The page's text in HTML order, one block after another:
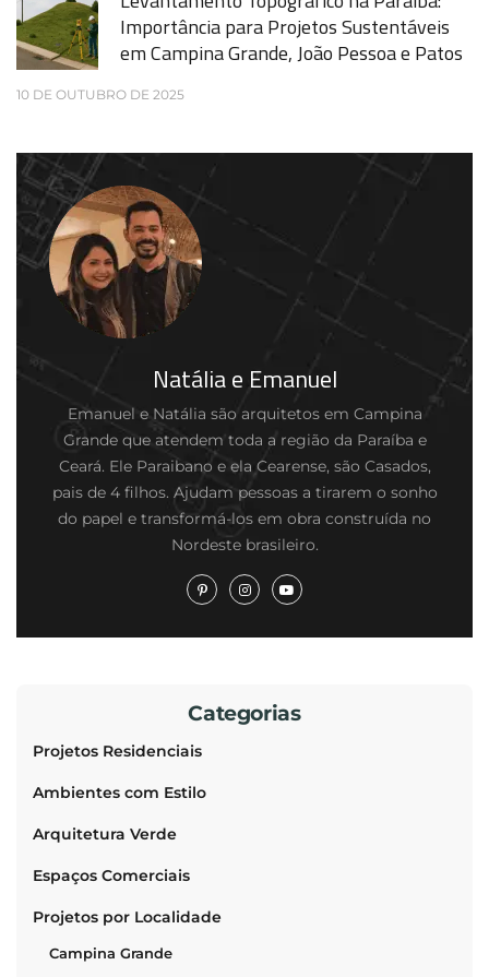
Importância para Projetos Sustentáveis
em Campina Grande, João Pessoa e Patos
10 DE OUTUBRO DE 2025
Natália e Emanuel
Emanuel e Natália são arquitetos em Campina
Grande que atendem toda a região da Paraíba e
Ceará. Ele Paraibano e ela Cearense, são Casados,
pais de 4 filhos. Ajudam pessoas a tirarem o sonho
do papel e transformá-los em obra construída no
Nordeste brasileiro.
Categorias
Projetos Residenciais
Ambientes com Estilo
Arquitetura Verde
Espaços Comerciais
Projetos por Localidade
Campina Grande